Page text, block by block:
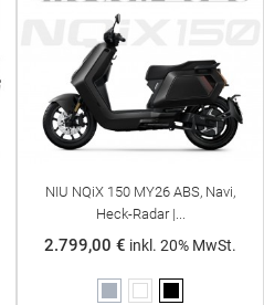
NIU NQiX 150 MY26 ABS, Navi,
Heck-Radar |...
2.799,00 € inkl. 20% MwSt.